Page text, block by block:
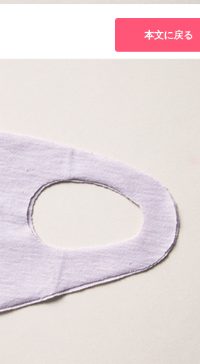
本文に戻る